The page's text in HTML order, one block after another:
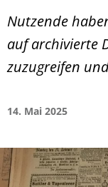
Nutzende
auf archivierte
zuzugreifen
14. Mai 2025